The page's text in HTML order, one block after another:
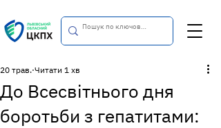
До Всесвітнього дня
боротьби з гепатитами:
20 трав. Читати 1 хв